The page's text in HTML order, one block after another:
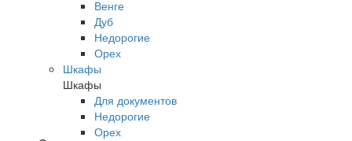
Венге
Дуб
Недорогие
Орех
Шкафы
Шкафы
Для документов
Недорогие
Орех